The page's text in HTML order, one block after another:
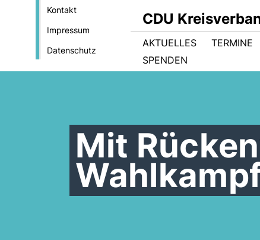
Kontakt
Impressum
Datenschutz
CDU
AKTUELLES TERMINE
SPENDEN
Mit